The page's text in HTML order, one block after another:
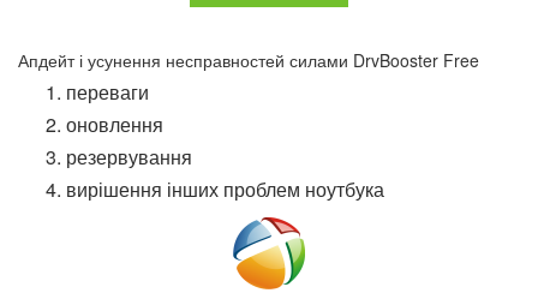
Апдейт і усунення несправностей силами DrvBooster Free
переваги
оновлення
резервування
вирішення інших проблем ноутбука